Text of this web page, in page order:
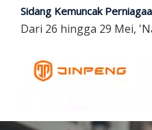
Dari 26 hingga 29 Mei,